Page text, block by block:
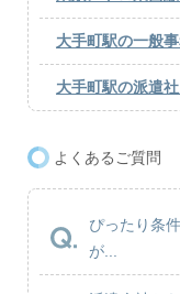
大手町駅の一般
大手町駅の派遣
よくあるご質問
ぴったり条
が...